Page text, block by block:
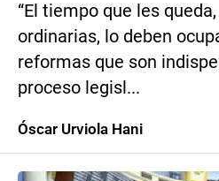
“El tiempo que les
ordinarias, lo deben
reformas que son
proceso legisl...
Óscar Urviola Hani